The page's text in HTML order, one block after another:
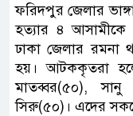
ফরিদপুর জেলার
হত্যার ৪ আসামীকে
ঢাকা জেলার রমনা
হয়। আটককৃতরা
মাতব্বর(৫০),
সিরু(৫০)। এদের সকলে